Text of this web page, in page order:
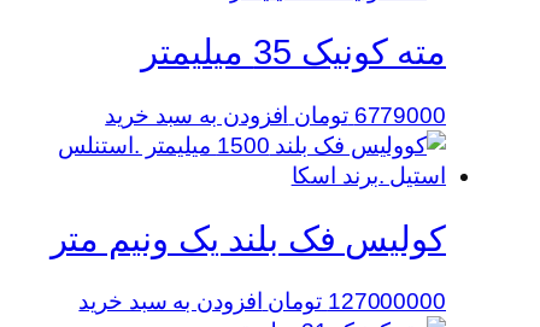
مته کونیک 35 میلیمتر
6779000 تومان افزودن به سبد خرید
کولیس فک بلند یک ونیم متر
127000000 تومان افزودن به سبد خرید